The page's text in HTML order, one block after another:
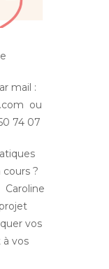
mail :
ou
74 07
?
Caroline
vos
à vos